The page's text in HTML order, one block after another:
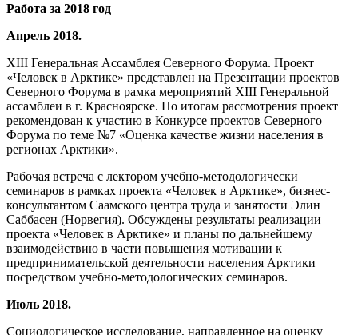
Работа за 2018 год
Апрель 2018.
XIII Генеральная Ассамблея Северного Форума. Проект
«Человек в Арктике» представлен на Презентации проектов
Северного Форума в рамка мероприятий XIII Генеральной
ассамблеи в г. Красноярске. По итогам рассмотрения проект
рекомендован к участию в Конкурсе проектов Северного
Форума по теме №7 «Оценка качестве жизни населения в
регионах Арктики».
Рабочая встреча с лектором учебно-методологически
семинаров в рамках проекта «Человек в Арктике», бизнес-
консультантом Саамского центра труда и занятости Элин
Саббасен (Норвегия). Обсуждены результаты реализации
проекта «Человек в Арктике» и планы по дальнейшему
взаимодействию в части повышения мотивации к
предпринимательской деятельности населения Арктики
посредством учебно-методологических семинаров.
Июль 2018.
Социологическое исследование, направленное на оценку